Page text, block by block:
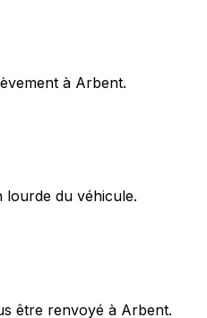
à Arbent.
du véhicule.
être renvoyé à Arbent.